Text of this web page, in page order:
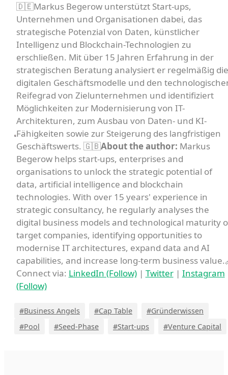
🇩🇪Markus Begerow unterstützt Start-ups,
Unternehmen und Organisationen dabei, das
strategische Potenzial von Daten, künstlicher
Intelligenz und Blockchain-Technologien zu
erschließen. Mit über 15 Jahren Erfahrung in der
strategischen Beratung analysiert er regelmäßig die
digitalen Geschäftsmodelle und den
Reifegrad von Zielunternehmen und identifiziert
Möglichkeiten zur Modernisierung von IT-
Architekturen, zum Ausbau von Daten- und KI-
Fähigkeiten sowie zur Steigerung des langfristigen
Geschäftswerts. 🇬🇧About the author: Markus
Begerow helps start-ups, enterprises and
organisations to unlock the strategic potential of
data, artificial intelligence and blockchain
technologies. With over 15 years' experience in
strategic consultancy, he regularly analyses the
digital business models and technological maturity
target companies, identifying opportunities to
modernise IT architectures, expand data and AI
capabilities, and increase long-term business
Connect via: LinkedIn (Follow)| Twitter| Instagram
(Follow)
#Business Angels #Cap Table
#Gründerwissen
#Pool
#Seed-Phase #Start-ups #Venture Capital